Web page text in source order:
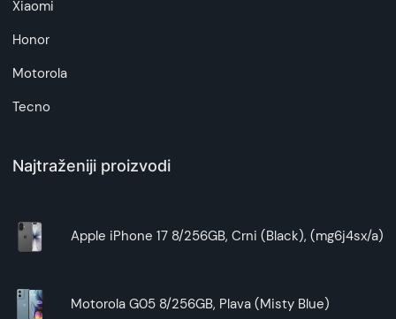
Xiaomi
Honor
Motorola
Tecno
Najtraženiji proizvodi
Apple iPhone 17 8/256GB, Crni (Black), (mg6j4sx/a)
Motorola G05 8/256GB, Plava (Misty Blue)